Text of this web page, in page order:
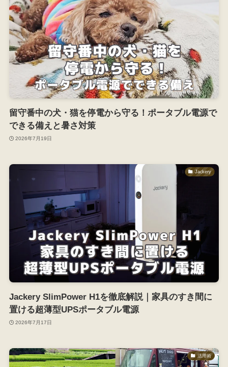
留守番中の犬・猫を停電から守る！ポータブル電源で
できる備えと暑さ対策
2026年7月19日
Jackery
Jackery SlimPower H1を徹底解説｜家具のすき間に
置ける超薄型UPSポータブル電源
2026年7月17日
活用術